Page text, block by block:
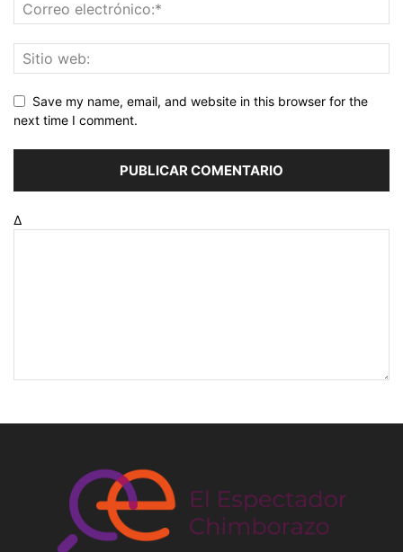
Save my name, email, and website in this browser for the
next time I comment.
Δ